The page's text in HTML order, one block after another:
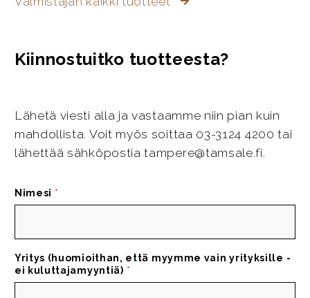
Kiinnostuitko tuotteesta?
Lähetä viesti alla ja vastaamme niin pian kuin
mahdollista. Voit myös soittaa 03-3124 4200 tai
lähettää sähköpostia tampere@tamsale.fi.
Nimesi *
Yritys (huomioithan, että myymme vain yrityksille -
ei kuluttajamyyntiä) *